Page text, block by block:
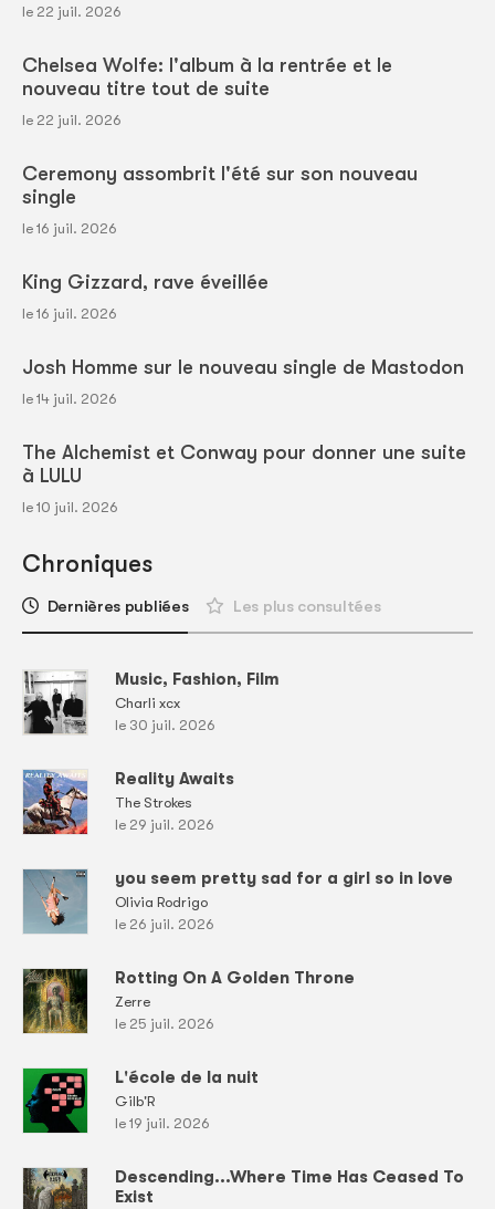
le 22 juil. 2026
Chelsea Wolfe: l'album à la rentrée et le
nouveau titre tout de suite
le 22 juil. 2026
Ceremony assombrit l'été sur son nouveau
single
le 16 juil. 2026
King Gizzard, rave éveillée
le 16 juil. 2026
Josh Homme sur le nouveau single de Mastodon
le 14 juil. 2026
The Alchemist et Conway pour donner une suite
à LULU
le 10 juil. 2026
Chroniques
Dernières publiées Les plus consultées
Music, Fashion, Film
Charli xcx
le 30 juil. 2026
Reality Awaits
The Strokes
le 29 juil. 2026
you seem pretty sad for a girl so in love
Olivia Rodrigo
le 26 juil. 2026
Rotting On A Golden Throne
Zerre
le 25 juil. 2026
L'école de la nuit
Gilb'R
le 19 juil. 2026
Descending...Where Time Has Ceased To
Exist